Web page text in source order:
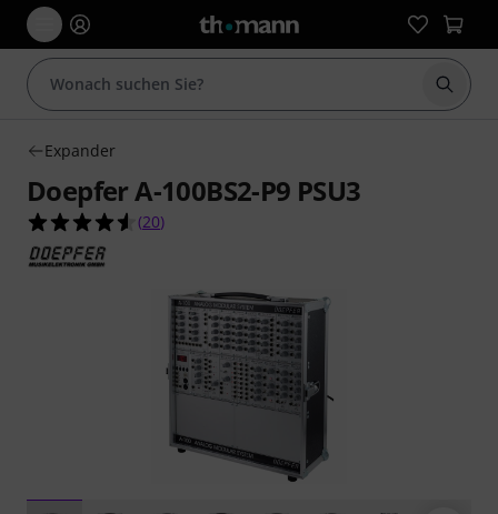
Suche
Expander
Doepfer A-100BS2-P9 PSU3
4.6 von 5 Sternen aus 20 Kundenbewertungen
(20)